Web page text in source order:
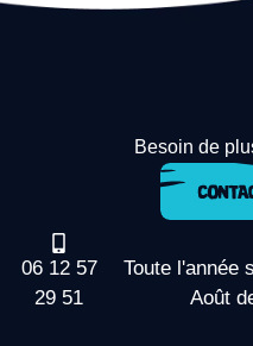
Besoin de
06 12 57
29 51
Toute l'année
Août